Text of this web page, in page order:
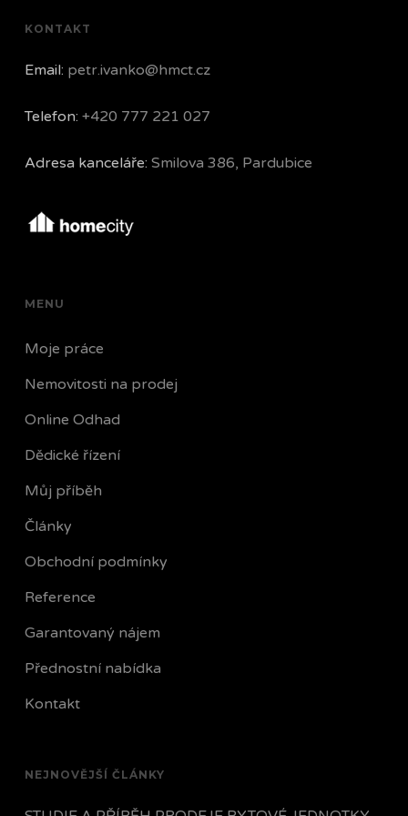
KONTAKT
Email: petr.ivanko@hmct.cz
Telefon: +420 777 221 027
Adresa kanceláře: Smilova 386, Pardubice
MENU
Moje práce
Nemovitosti na prodej
Online Odhad
Dědické řízení
Můj příběh
Články
Obchodní podmínky
Reference
Garantovaný nájem
Přednostní nabídka
Kontakt
NEJNOVĚJŠÍ ČLÁNKY